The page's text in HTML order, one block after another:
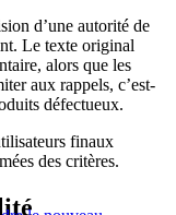
d’une autorité de
Le texte original
alors que les
aux rappels, c’est-
défectueux.
finaux
des critères.